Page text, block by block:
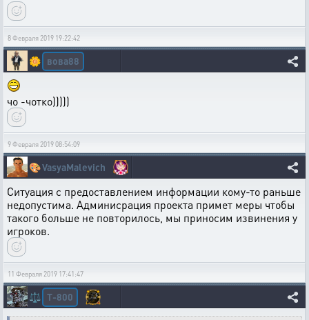
8 Февраля 2019 19:22:42
🌼 вова88
чо -чотко)))))
9 Февраля 2019 08:54:09
🎨VasyaMalevich
Ситуация с предоставлением информации кому-то раньше
недопустима. Админисрация проекта примет меры чтобы
такого больше не повторилось, мы приносим извинения у
игроков.
11 Февраля 2019 17:41:47
⚖️ T-800